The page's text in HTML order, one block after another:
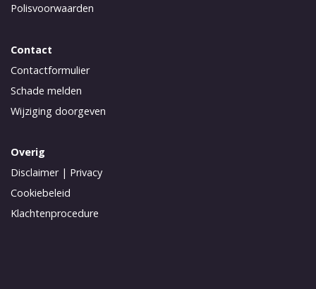
Polisvoorwaarden
Contact
Contactformulier
Schade melden
Wijziging doorgeven
Overig
Disclaimer| Privacy
Cookiebeleid
Klachtenprocedure